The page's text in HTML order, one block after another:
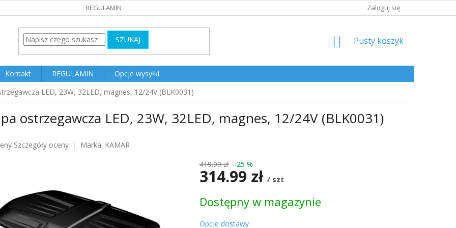
REGULAMIN Zaloguj się
SZUKAJ KOSZYK
Pusty koszyk
Kontakt REGULAMIN
Opcje wysyłki
LED, 23W, 32LED, magnes, 12/24V (BLK0031)
ostrzegawcza LED, 23W, 32LED, magnes, 12/24V (BLK0031)
Szczegóły oceny Marka: KAMAR
419.99 zł –25 %
314.99 zł / szt
jednostkowa:
Dostępny w magazynie
Opcje dostawy